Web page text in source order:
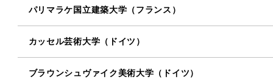
パリマラケ国立建築大学（フランス）
カッセル芸術大学（ドイツ）
ブラウンシュヴァイク美術大学（ドイツ）